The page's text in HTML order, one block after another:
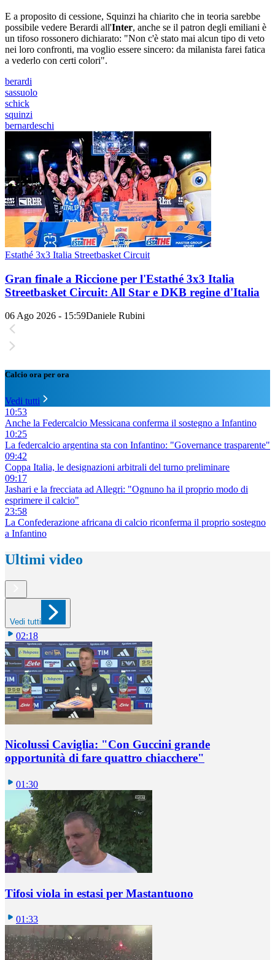
E a proposito di cessione, Squinzi ha chiarito che in teoria sarebbe
possibile vedere Berardi all'Inter, anche se il patron degli emiliani è
un tifoso rossonero dichiarato: "Non c'è stato mai alcun tipo di veto
nei loro confronti, ma voglio essere sincero: da milanista farei fatica
a vederlo con certi colori".
berardi
sassuolo
schick
squinzi
bernardeschi
Estathé 3x3 Italia Streetbasket Circuit
Gran finale a Riccione per l'Estathé 3x3 Italia
Streetbasket Circuit: All Star e DKB regine d'Italia
06 Ago 2026 - 15:59Daniele Rubini
Calcio ora per ora
Vedi tutti
10:53
Anche la Federcalcio Messicana conferma il sostegno a Infantino
10:25
La federcalcio argentina sta con Infantino: "Governance trasparente"
09:42
Coppa Italia, le designazioni arbitrali del turno preliminare
09:17
Jashari e la frecciata ad Allegri: "Ognuno ha il proprio modo di
esprimere il calcio"
23:58
La Confederazione africana di calcio riconferma il proprio sostegno
a Infantino
Ultimi video
Vedi tutti
02:18
Nicolussi Caviglia: "Con Guccini grande
opportunità di fare quattro chiacchere"
01:30
Tifosi viola in estasi per Mastantuono
01:33